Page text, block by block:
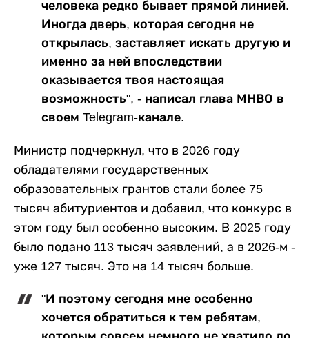
человека редко бывает прямой линией.
Иногда дверь, которая сегодня не
открылась, заставляет искать другую и
именно за ней впоследствии
оказывается твоя настоящая
возможность", - написал глава МНВО в
своем Telegram-канале.
Министр подчеркнул, что в 2026 году
обладателями государственных
образовательных грантов стали более 75
тысяч абитуриентов и добавил, что конкурс в
этом году был особенно высоким. В 2025 году
было подано 113 тысяч заявлений, а в 2026-м -
уже 127 тысяч. Это на 14 тысяч больше.
"И поэтому сегодня мне особенно
хочется обратиться к тем ребятам,